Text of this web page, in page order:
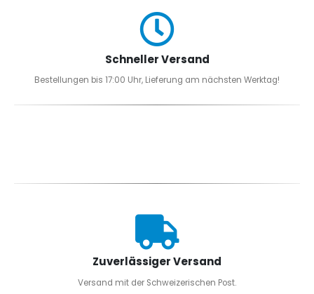
Schneller Versand
Bestellungen bis 17:00 Uhr, Lieferung am nächsten Werktag!
Zuverlässiger Versand
Versand mit der Schweizerischen Post.